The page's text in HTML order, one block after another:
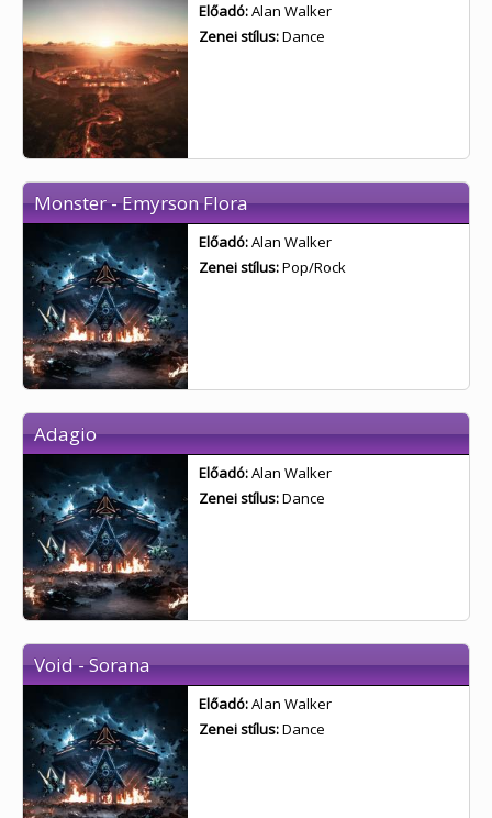
Előadó:Alan Walker
Zenei stílus:Dance
Monster - Emyrson Flora
Előadó:Alan Walker
Zenei stílus:Pop/Rock
Adagio
Előadó:Alan Walker
Zenei stílus:Dance
Void - Sorana
Előadó:Alan Walker
Zenei stílus:Dance